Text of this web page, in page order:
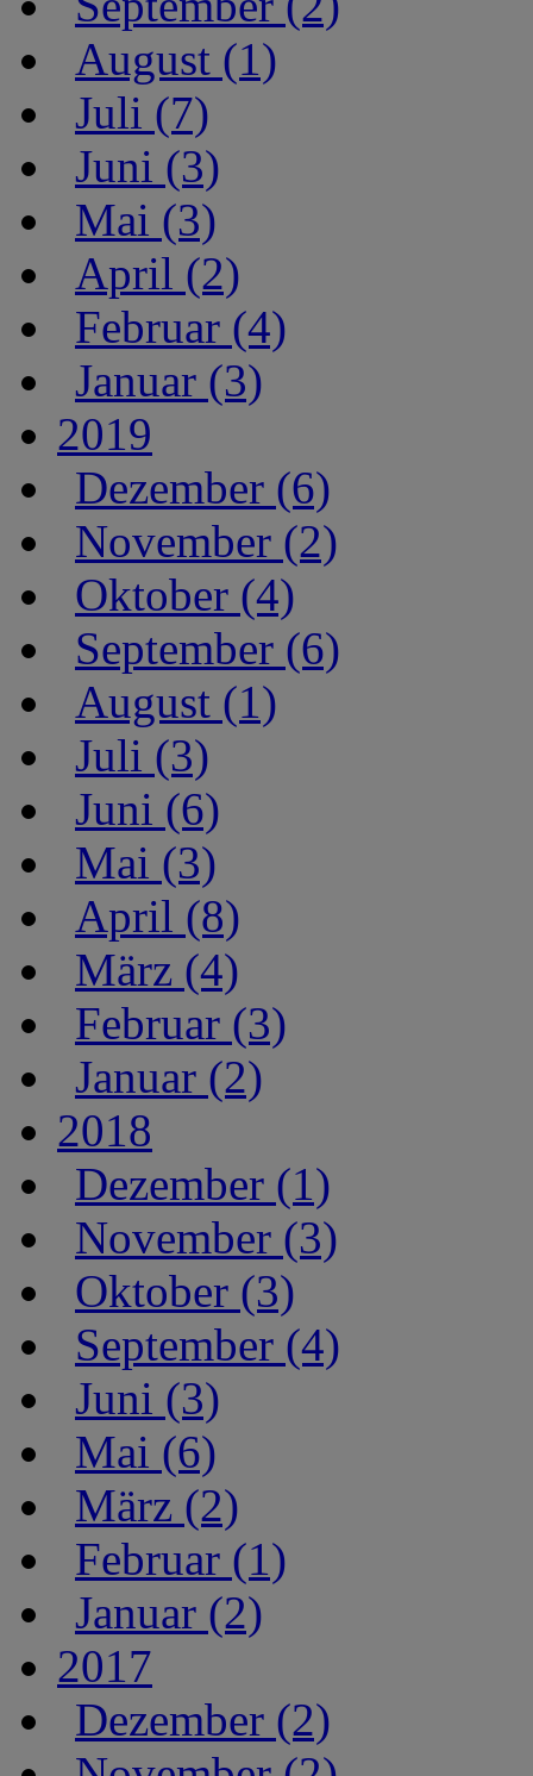
August (1)
Juli (7)
Juni (3)
Mai (3)
April (2)
Februar (4)
Januar (3)
2019
Dezember (6)
November (2)
Oktober (4)
September (6)
August (1)
Juli (3)
Juni (6)
Mai (3)
April (8)
März (4)
Februar (3)
Januar (2)
2018
Dezember (1)
November (3)
Oktober (3)
September (4)
Juni (3)
Mai (6)
März (2)
Februar (1)
Januar (2)
2017
Dezember (2)